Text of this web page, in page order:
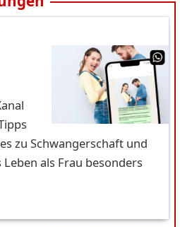
zu Schwangerschaft und
als Frau besonders